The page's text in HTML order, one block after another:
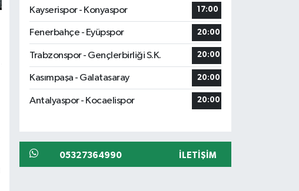
Kayserispor - Konyaspor
17:00
Fenerbahçe - Eyüpspor 20:00
Trabzonspor - Gençlerbirliği S.K. 20:00
Kasımpaşa - Galatasaray 20:00
Antalyaspor - Kocaelispor 20:00
05327364990 İLETIŞIM